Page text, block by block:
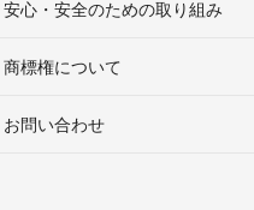
安心・安全のための取り組み
商標権について
お問い合わせ